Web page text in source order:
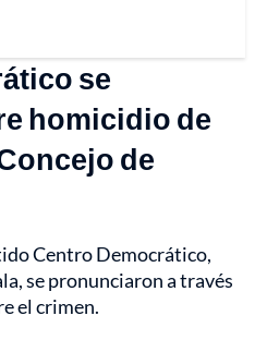
se
homicidio de
de
Centro Democrático,
se pronunciaron a través
el crimen.